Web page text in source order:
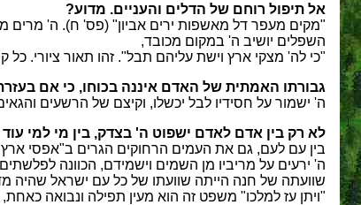
אל תיפול רוחם של הדלים והעניים. מדוע?
"מקים מעפר דל מאשפות ירים אביון" (פס' ח). ה' מרים
השפלים יושיב ה' במקום מכובד,
"כי לה' מצקי ארץ וישת עליהם תבל". זהו תאור ציורי. כל
גבורתו האמתית של האדם איננה בכוחו, כי אם
ה' ישמור על חסידיו לבל יכשלו, וקיצם של הרשעים
לא רק בין אדם לאדם ישפוט ה' בצדק, בין מי למי
בין עם לעם, גם את העמים הרחוקים הגרים ב"אפסי
ה' ירעים על מריביו מן השמים וישמידם, הכוונה
שוועתה של חנה הייתה שוועתו של כל עם ישראל שהיה
"ויתן עז למלכו" משפט זה הוא מעין תפילה ונבואה